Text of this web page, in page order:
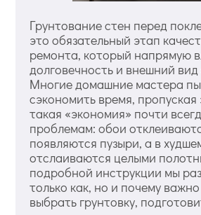
Грунтование стен перед
это обязательный этап
ремонта, который напрямую
долговечность и внешний вид
Многие домашние мастера
сэкономить время, пропуская
такая «экономия» почти
проблемам: обои
появляются пузыри, а в
отслаиваются целыми
подробной инструкции мы
только как, но и почему
выбрать грунтовку,